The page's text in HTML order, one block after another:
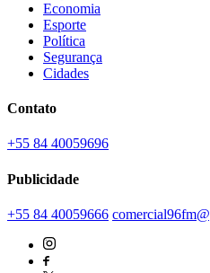
Economia
Esporte
Política
Segurança
Cidades
Contato
+55 84 40059696
Publicidade
+55 84 40059666